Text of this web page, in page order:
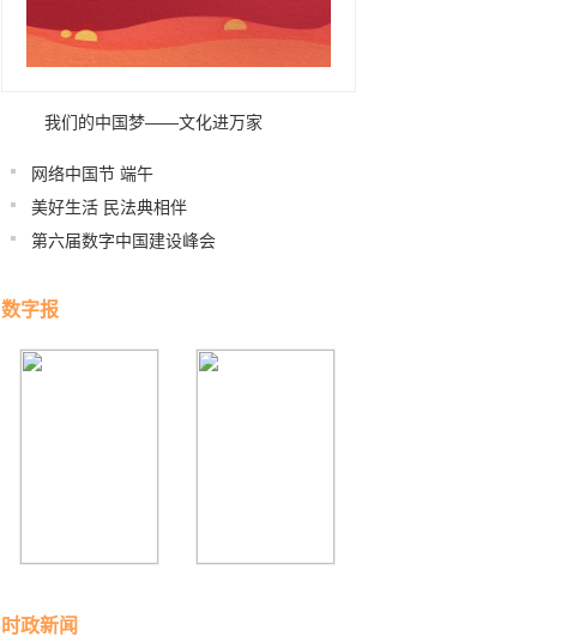
我们的中国梦——文化进万家
网络中国节 端午
美好生活 民法典相伴
第六届数字中国建设峰会
数字报
时政新闻